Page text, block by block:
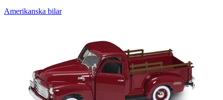
Amerikanska bilar